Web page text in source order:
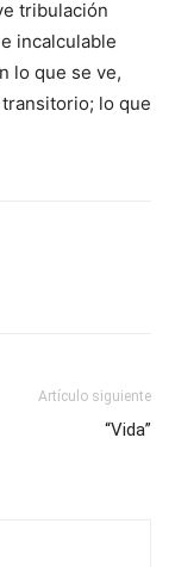
tribulación
incalculable
lo que se ve,
lo que
Artículo siguiente
“Vida”